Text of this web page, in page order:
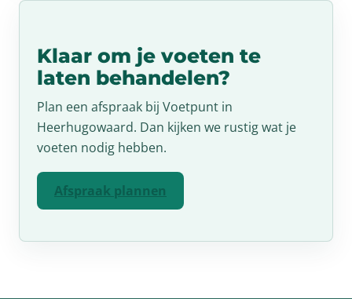
Klaar om je voeten te
laten behandelen?
Plan een afspraak bij Voetpunt in
Heerhugowaard. Dan kijken we rustig wat je
voeten nodig hebben.
Afspraak plannen